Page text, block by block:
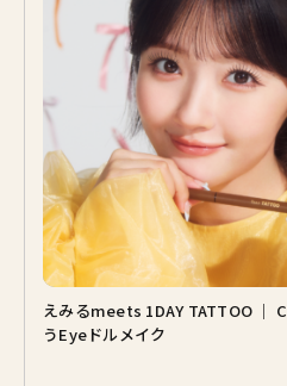
えみるmeets 1DAY TATTOO ｜
うEyeドルメイク